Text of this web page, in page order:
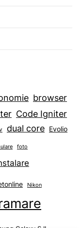
browser
Code Igniter
dual core Evolio
foto
Nikon